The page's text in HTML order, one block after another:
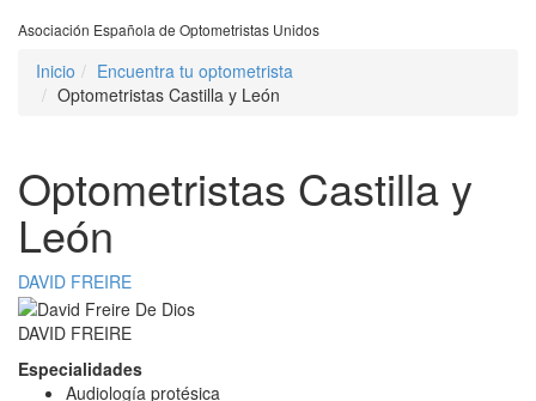
Asociación Española de Optometristas Unidos
Inicio
Encuentra tu optometrista
Optometristas Castilla y León
Optometristas Castilla y
León
DAVID FREIRE
DAVID FREIRE
Especialidades
Audiología protésica